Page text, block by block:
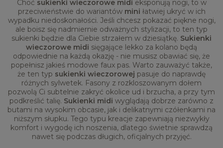
Choć sukienki wieczorowe midi eksponują nogi, to w
przeciwieństwie do wariantów mini łatwiej ukryć w ich
wypadku niedoskonałości. Jeśli chcesz pokazać piękne nogi,
ale boisz się nadmiernie odważnych stylizacji, to ten typ
sukienki będzie dla Ciebie strzałem w dziesiątkę. Sukienki
wieczorowe midi sięgające lekko za kolano będą
odpowiednie na każdą okazję - nie musisz obawiać się, że
popełnisz jakieś modowe faux pas. Warto zauważyć także,
że ten typ sukienki wieczorowej pasuje do naprawdę
różnych sylwetek. Fasony z rozkloszowanym dołem
pozwolą Ci subtelnie zakryć okolice ud i brzucha, a przy tym
podkreślić talię. Sukienki midi wyglądają dobrze zarówno z
butami na wysokim obcasie, jak i delikatnymi czółenkami na
niższym słupku. Tego typu kreacje zapewniają niezwykły
komfort i wygodę ich noszenia, dlatego świetnie sprawdzą
nawet się podczas długich, oficjalnych przyjęć.